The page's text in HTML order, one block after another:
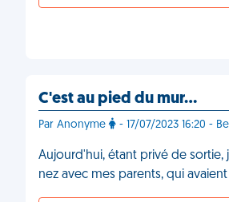
C'est au pied du mur…
Par Anonyme - 17/07/2023 16:20 -
Aujourd'hui, étant privé de sortie,
nez avec mes parents, qui